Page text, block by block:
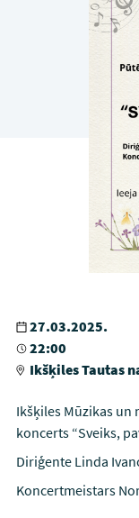
27.03.2025.
22:00
Ikšķiles Tautas
Ikšķiles Mūzikas un
koncerts “Sveiks,
Diriģente Linda
Koncertmeistars